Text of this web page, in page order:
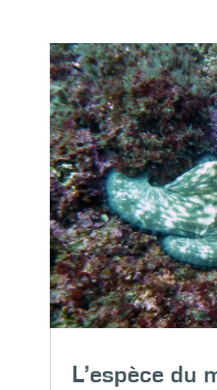
L’espèce du